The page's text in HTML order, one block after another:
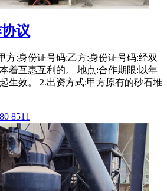
议
方:身份证号码:乙方:身份证号码:经双
着互惠互利的。 地点:合作期限:以年
生效。 2.出资方式:甲方原有的砂石堆
8511